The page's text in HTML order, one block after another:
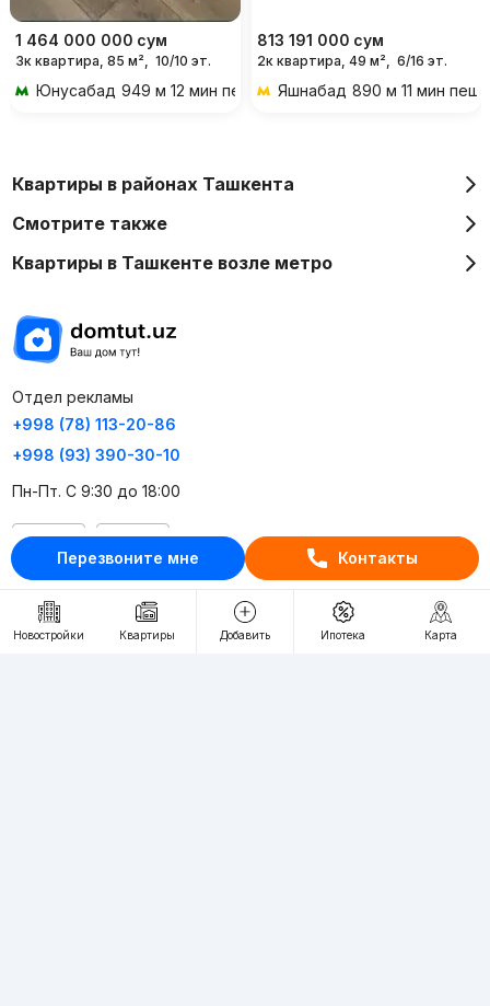
Перезвоните мне Контакты
1 464 000 000 сум
3к квартира, 85 м², 10/10 эт.
Юнусабад 949 м 12 мин пешком
813 191 000 сум
2к квартира, 49 м², 6/16 эт.
Яшнабад 890 м 11 мин
Новостройки Квартиры Добавить Ипотека Карта
Квартиры в районах Ташкента
Смотрите также
Квартиры в Ташкенте возле метро
Отдел рекламы
+998 (78) 113-20-86
+998 (93) 390-30-10
Пн-Пт. С 9:30 до 18:00
RU
Контакты
О проекте